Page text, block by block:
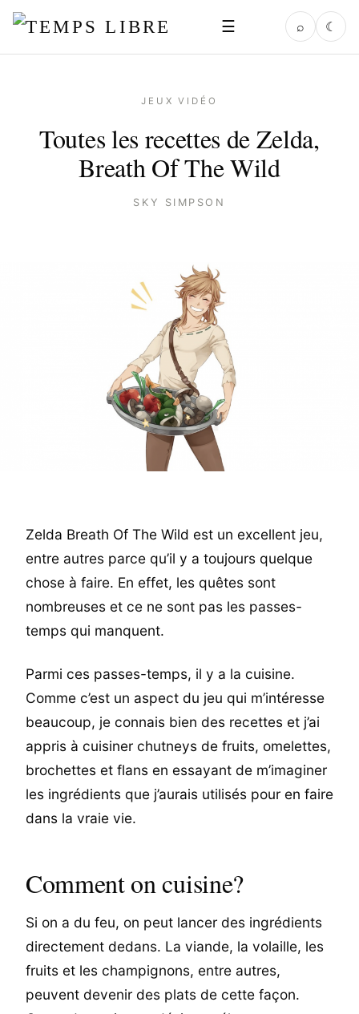
☰ ⌕ ☾
JEUX VIDÉO
Toutes les recettes de Zelda,
Breath Of The Wild
SKY SIMPSON
Zelda Breath Of The Wild est un excellent jeu,
entre autres parce qu’il y a toujours quelque
chose à faire. En effet, les quêtes sont
nombreuses et ce ne sont pas les passes-
temps qui manquent.
Parmi ces passes-temps, il y a la cuisine.
Comme c’est un aspect du jeu qui m’intéresse
beaucoup, je connais bien des recettes et j’ai
appris à cuisiner chutneys de fruits, omelettes,
brochettes et flans en essayant de m’imaginer
les ingrédients que j’aurais utilisés pour en faire
dans la vraie vie.
Comment on cuisine?
Si on a du feu, on peut lancer des ingrédients
directement dedans. La viande, la volaille, les
fruits et les champignons, entre autres,
peuvent devenir des plats de cette façon.